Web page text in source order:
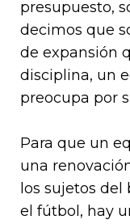
presupuesto,
decimos que
de expansión
disciplina, un
preocupa por
Para que un
una
los sujetos del
el fútbol, hay